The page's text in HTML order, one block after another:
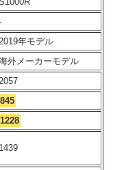
年モデル
外メーカーモデル
845
1228
1439